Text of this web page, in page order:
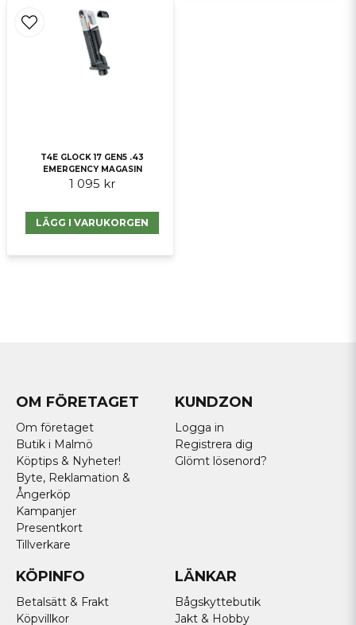
T4E GLOCK 17 GEN5 .43
EMERGENCY MAGASIN
1 095 kr
LÄGG I VARUKORGEN
OM FÖRETAGET
Om företaget
Butik i Malmö
Köptips & Nyheter!
Byte, Reklamation &
Ångerköp
Kampanjer
Presentkort
Tillverkare
KUNDZON
Logga in
Registrera dig
Glömt lösenord?
KÖPINFO
Betalsätt & Frakt
Köpvillkor
LÄNKAR
Bågskyttebutik
Jakt & Hobby